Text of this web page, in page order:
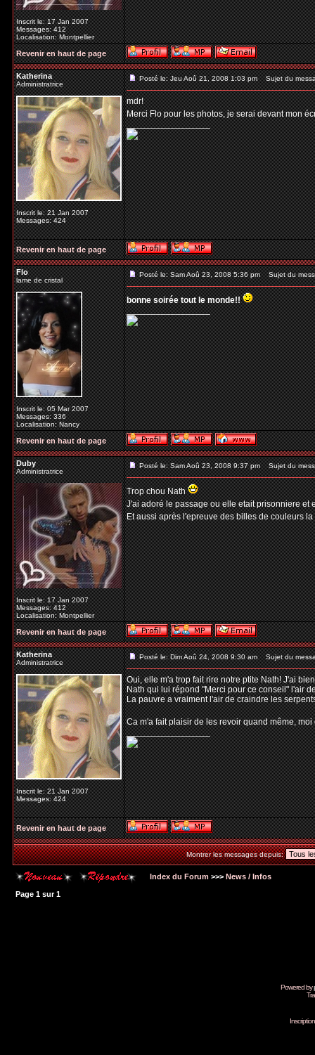
Inscrit le: 17 Jan 2007
Messages: 412
Localisation: Montpellier
Revenir en haut de page
Katherina
Administratrice
Inscrit le: 21 Jan 2007
Messages: 424
Posté le: Jeu Aoû 21, 2008 1:03 pm Sujet du
mdr!
Merci Flo pour les photos, je serai devant mon
_________________
Revenir en haut de page
Flo
lame de cristal
Inscrit le: 05 Mar 2007
Messages: 336
Localisation: Nancy
Posté le: Sam Aoû 23, 2008 5:36 pm Sujet du
bonne soirée tout le monde!!
_________________
Revenir en haut de page
Duby
Administratrice
Inscrit le: 17 Jan 2007
Messages: 412
Localisation: Montpellier
Posté le: Sam Aoû 23, 2008 9:37 pm Sujet du
Trop chou Nath
J'ai adoré le passage ou elle etait prisonniere
Et aussi après l'epreuve des billes de couleurs
Revenir en haut de page
Katherina
Administratrice
Inscrit le: 21 Jan 2007
Messages: 424
Posté le: Dim Aoû 24, 2008 9:30 am Sujet du
Oui, elle m'a trop fait rire notre ptite Nath! J'ai
Nath qui lui répond "Merci pour ce conseil" l'air
La pauvre a vraiment l'air de craindre les
Ca m'a fait plaisir de les revoir quand même,
_________________
Revenir en haut de page
Montrer les messages depuis:
Index du Forum >>> News / Infos
Page 1 sur1
Powered by